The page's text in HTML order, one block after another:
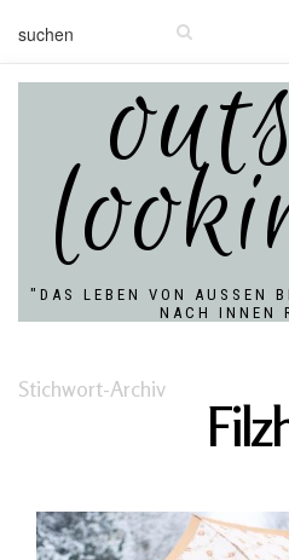
"DAS LEBEN VON AUSSEN
ACH INNEN
Stichwort-Archiv